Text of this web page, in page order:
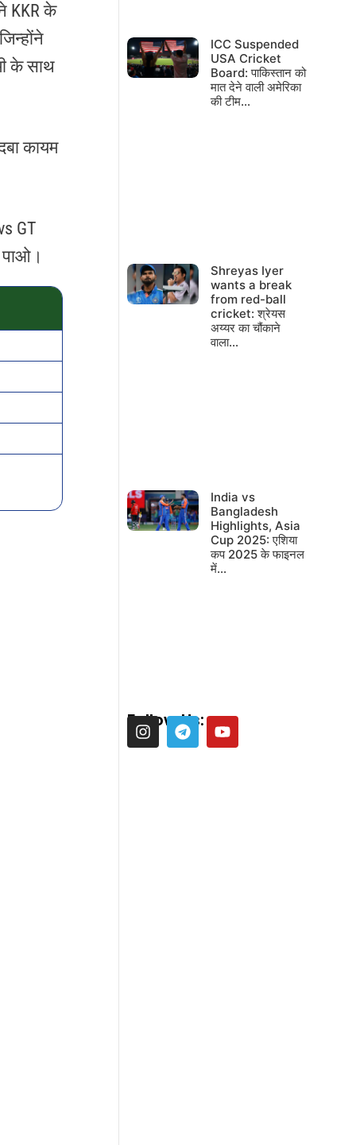
KKR के
के साथ
कायम
GT
पाओ।
ICC Suspended
USA Cricket
Board: पाकिस्तान को
मात देने वाली अमेरिका
की टीम…
Shreyas Iyer
wants a break
from red-ball
cricket: श्रेयस
अय्यर का चौंकाने
वाला…
India vs
Bangladesh
Highlights, Asia
Cup 2025: एशिया
कप 2025 के फाइनल
में…
Follow Us: